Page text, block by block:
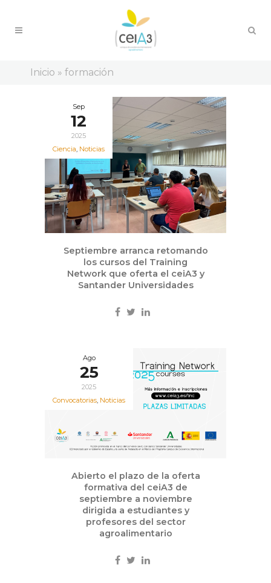
Inicio » formación
Sep
12
2025
Ciencia, Noticias
Septiembre arranca retomando
los cursos del Training
Network que oferta el ceiA3 y
Santander Universidades
Ago
25
2025
Convocatorias, Noticias
Abierto el plazo de la oferta
formativa del ceiA3 de
septiembre a noviembre
dirigida a estudiantes y
profesores del sector
agroalimentario